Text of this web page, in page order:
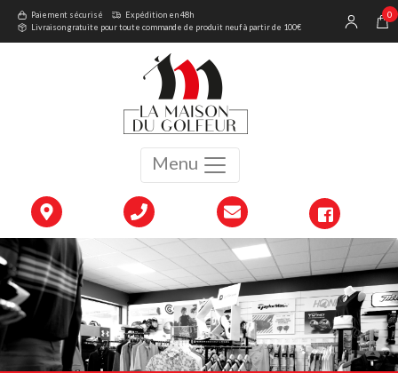
Menu
Paiement sécurisé
Expédition en 48h
Livraison gratuite pour toute commande de produit neuf à partir de 100€
0